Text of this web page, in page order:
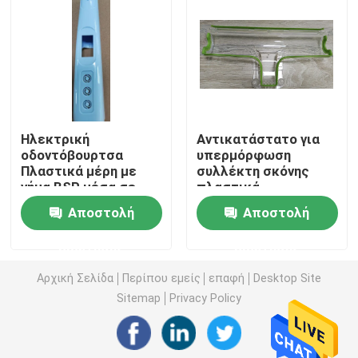
Μέρη υλικού ακρίβειας
Μέρη ρίψεων κύβων
Φόρμα ρίψεων κύβων
Εξαρτήματα από καουτσούκ σιλικόνης
Μέρη τηλεπικοινωνιών
Πλαστικά ιατρικά μέρη σχηματοποίησης εγχύσεων
Ηλεκτρική
οδοντόβουρτσα
Πλαστικά μέρη με
νήμα BSP μέσα σε
μούχλα εμβολιασμού
Αποστολή
Αντικατάστατο για
υπερμόρφωση
συλλέκτη σκόνης
πλαστικά
εξαρτήματα οικιακής
συσκευής σύνολο
Αποστολή
Αρχική Σελίδα Περίπου εμείς επαφή
Desktop Site
Sitemap
Privacy Policy